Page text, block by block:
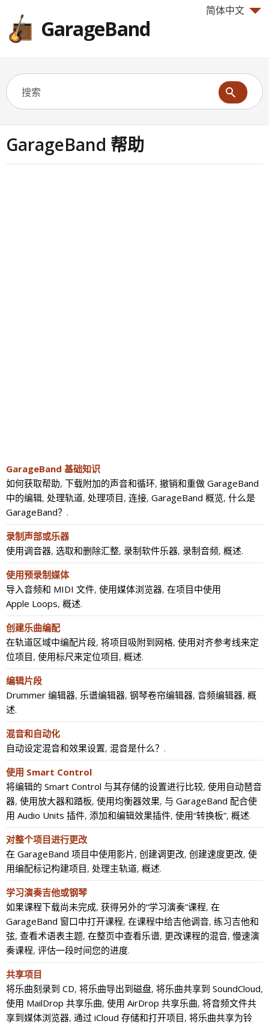
简体中文
GarageBand
GarageBand 帮助
GarageBand 基础知识
如何获取帮助, 下载附加的声音和循环, 撤销和重做 GarageBand
中的编辑, 处理轨道, 处理项目, 连接, GarageBand 概览, 什么是
GarageBand？ .
录制声部或乐器
使用调音器, 选取和删除汇整, 录制软件乐器, 录制音频, 概述.
使用预录制媒体
导入音频和 MIDI 文件, 使用媒体浏览器, 在项目中使用
Apple Loops, 概述.
创建乐曲编配
在轨道区域中编配片段, 将项目吸附到网格, 使用对齐参考线来定
位项目, 使用标尺来定位项目, 概述.
编辑片段
Drummer 编辑器, 乐谱编辑器, 钢琴卷帘编辑器, 音频编辑器, 概
述.
混音和自动化
自动设定混音和效果设置, 混音是什么？ .
使用 Smart Control
将编辑的 Smart Control 与其存储的设置进行比较, 使用自动琶音
器, 使用放大器和踏板, 使用均衡器效果, 与 GarageBand 配合使
用 Audio Units 插件, 添加和编辑效果插件, 使用“转换板”, 概述.
对整个项目进行更改
在 GarageBand 项目中使用影片, 创建调更改, 创建速度更改, 使
用编配标记构建项目, 处理主轨道, 概述.
学习演奏吉他或钢琴
如果课程下载尚未完成, 获得另外的“学习演奏”课程, 在
GarageBand 窗口中打开课程, 在课程中给吉他调音, 练习吉他和
弦, 查看术语表主题, 在整页中查看乐谱, 更改课程的混音, 慢速演
奏课程, 评估一段时间您的进度.
共享项目
将乐曲刻录到 CD, 将乐曲导出到磁盘, 将乐曲共享到 SoundCloud,
使用 MailDrop 共享乐曲, 使用 AirDrop 共享乐曲, 将音频文件共
享到媒体浏览器, 通过 iCloud 存储和打开项目, 将乐曲共享为铃